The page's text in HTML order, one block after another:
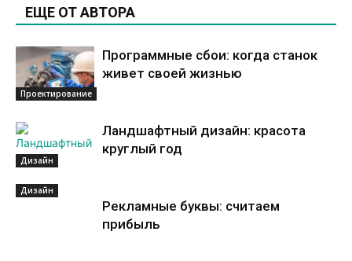
ЕЩЕ ОТ АВТОРА
Проектирование
Программные сбои: когда станок
живет своей жизнью
Дизайн
Ландшафтный дизайн: красота
круглый год
Дизайн
Рекламные буквы: считаем
прибыль